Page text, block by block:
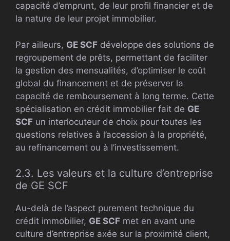
capacité d’emprunt, de leur profil financier et de
la nature de leur projet immobilier.
Par ailleurs, GE SCF développe des solutions de
regroupement de prêts, permettant de faciliter
la gestion des mensualités, d’optimiser le coût
global du financement et de préserver la
capacité de remboursement à long terme. Cette
spécialisation en crédit immobilier fait de GE
SCF un interlocuteur de choix pour toutes les
questions relatives à l’accession à la propriété,
au refinancement ou à l’investissement.
2.3. Les valeurs et la culture d’entreprise
de GE SCF
Au-delà de l’aspect purement technique du
crédit immobilier, GE SCF met en avant une
culture d’entreprise axée sur la proximité client,